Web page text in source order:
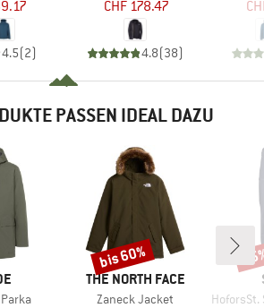
4.5(2)
CHF 178.47
4.8(38)
PASSEN IDEAL DAZU
MARKE
THE NORTH FACE
Artikel
Zaneck Jacket
Rabatt
bis 60%
Artikel
HoforsSt.